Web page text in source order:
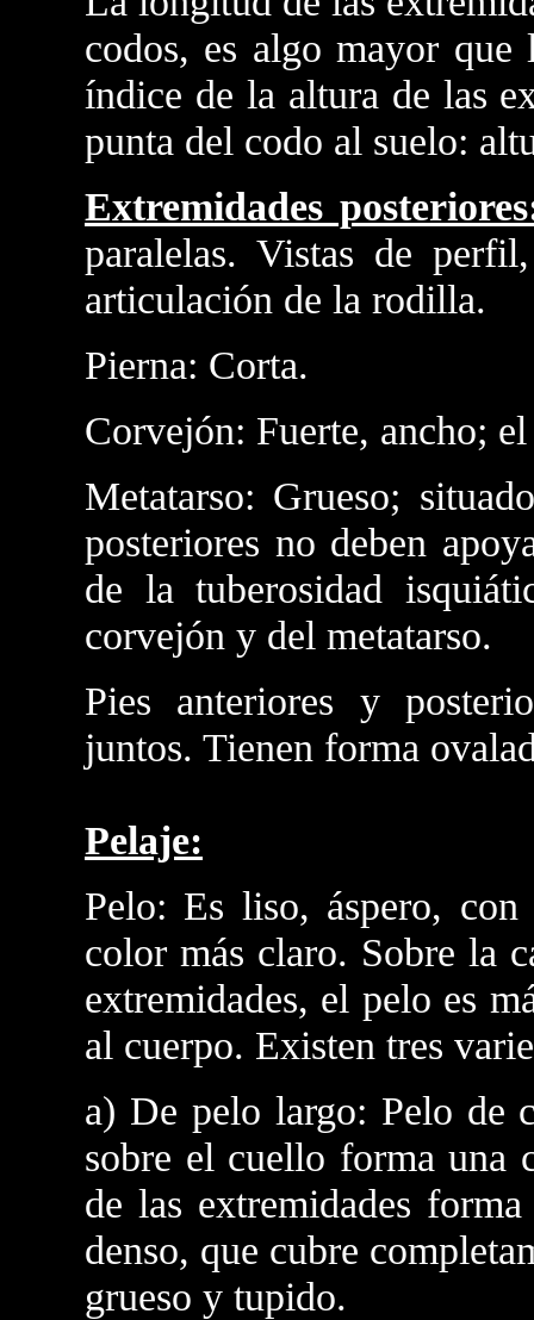
codos, es algo mayor
índice de la altura de las
punta del codo al suelo:
Extremidades
paralelas. Vistas de
articulación de la rodilla.
Pierna: Corta.
Corvejón: Fuerte, ancho;
Metatarso: Grueso;
posteriores no deben
de la tuberosidad
corvejón y del metatarso.
Pies anteriores y
juntos. Tienen forma
Pelaje:
Pelo: Es liso, áspero,
color más claro. Sobre la
extremidades, el pelo es
al cuerpo. Existen tres
a) De pelo largo: Pelo de
sobre el cuello forma una
de las extremidades
denso, que cubre
grueso y tupido.